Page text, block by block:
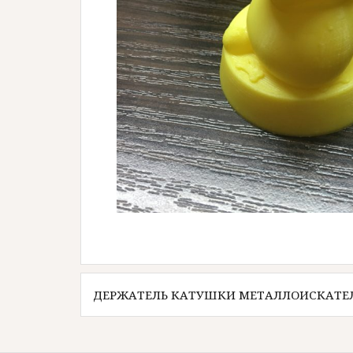
Навигация
поДЕРЖАТЕЛЬ КАТУШКИ